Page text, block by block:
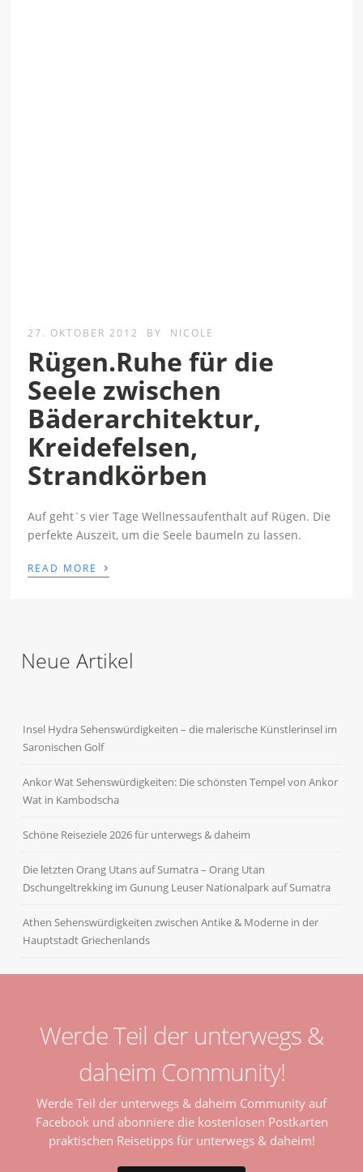
27. OKTOBER 2012 BY NICOLE
Rügen.Ruhe für die
Seele zwischen
Bäderarchitektur,
Kreidefelsen,
Strandkörben
Auf geht`s vier Tage Wellnessaufenthalt auf Rügen. Die
perfekte Auszeit, um die Seele baumeln zu lassen.
READ MORE ›
Neue Artikel
Insel Hydra Sehenswürdigkeiten – die malerische Künstlerinsel im
Saronischen Golf
Ankor Wat Sehenswürdigkeiten: Die schönsten Tempel von Ankor
Wat in Kambodscha
Schöne Reiseziele 2026 für unterwegs & daheim
Die letzten Orang Utans auf Sumatra – Orang Utan
Dschungeltrekking im Gunung Leuser Nationalpark auf Sumatra
Athen Sehenswürdigkeiten zwischen Antike & Moderne in der
Hauptstadt Griechenlands
Werde Teil der unterwegs &
daheim Community!
Werde Teil der unterwegs & daheim Community auf
Facebook und abonniere die kostenlosen Postkarten
praktischen Reisetipps für unterwegs & daheim!